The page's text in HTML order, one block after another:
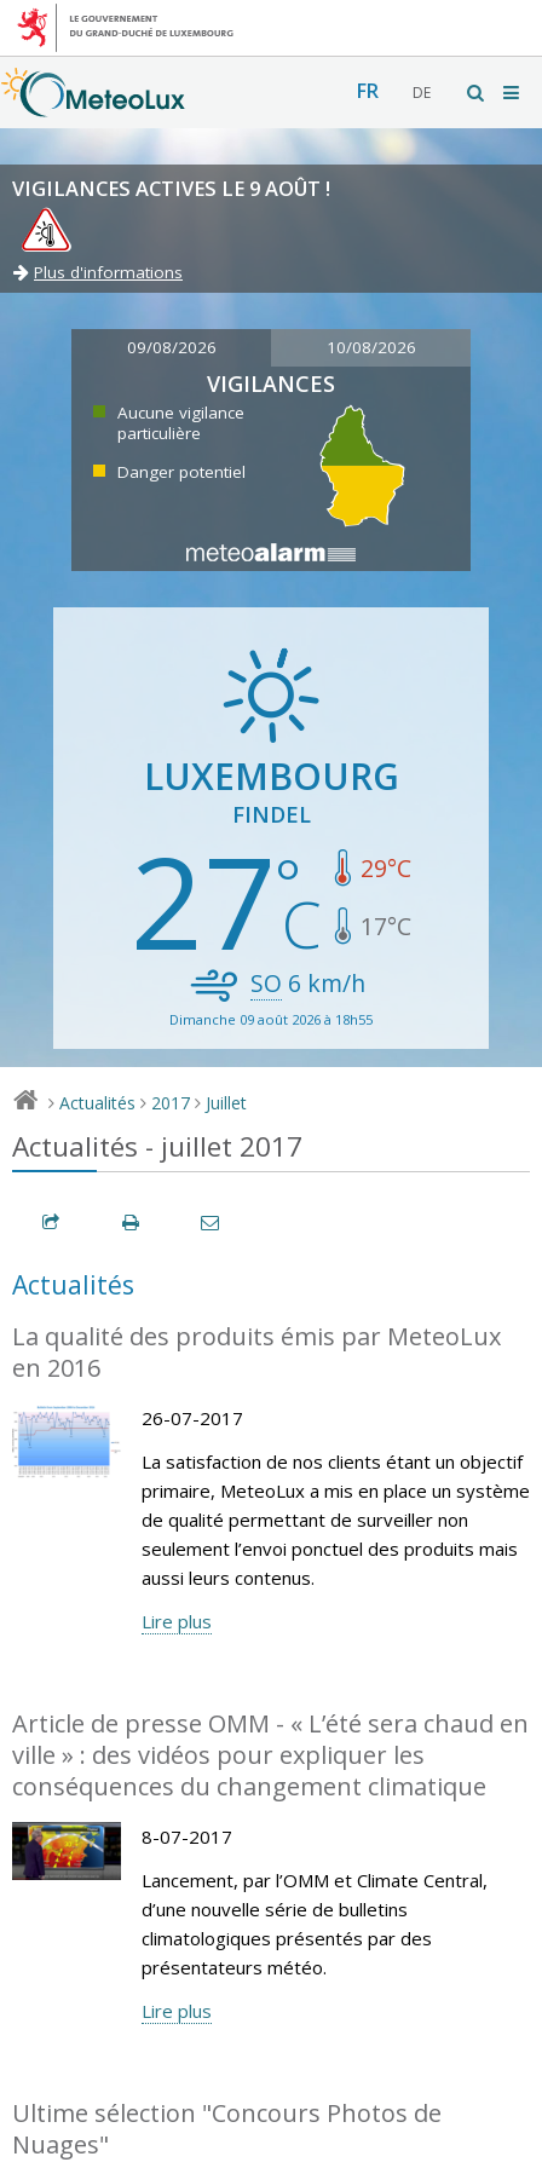
FR DE
VIGILANCES ACTIVES LE 9 AOÛT !
Plus d'informations
09/08/2026 10/08/2026
VIGILANCES
Aucune vigilance
particulière
Danger potentiel
LUXEMBOURG
FINDEL
27 29°C
17°C
SO 6 km/h
Dimanche 09 août 2026 à 18h55
> Actualités > 2017 > Juillet
Actualités - juillet 2017
Actualités
La qualité des produits émis par MeteoLux
en 2016
26-07-2017
La satisfaction de nos clients étant un objectif
primaire, MeteoLux a mis en place un système
de qualité permettant de surveiller non
seulement l’envoi ponctuel des produits mais
aussi leurs contenus.
Lire plus
Article de presse OMM - « L’été sera chaud en
ville » : des vidéos pour expliquer les
conséquences du changement climatique
8-07-2017
Lancement, par l’OMM et Climate Central,
d’une nouvelle série de bulletins
climatologiques présentés par des
présentateurs météo.
Lire plus
Ultime sélection "Concours Photos de
Nuages"